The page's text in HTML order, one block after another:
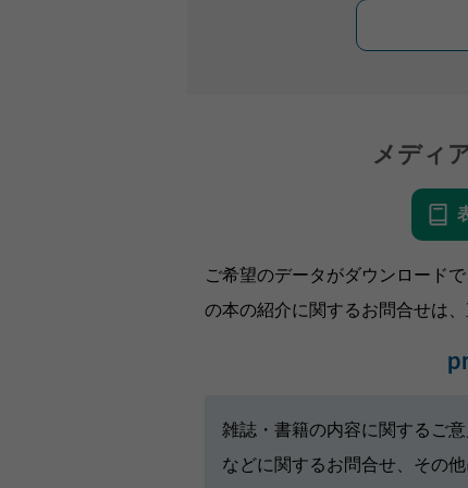
メディ
ご希望のデータがダウンロード
の本の紹介に関するお問合せは
雑誌・書籍の内容に関するご
などに関するお問合せ、その